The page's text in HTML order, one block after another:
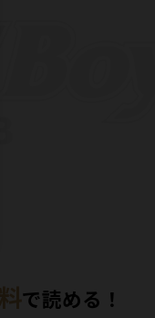
で読める！